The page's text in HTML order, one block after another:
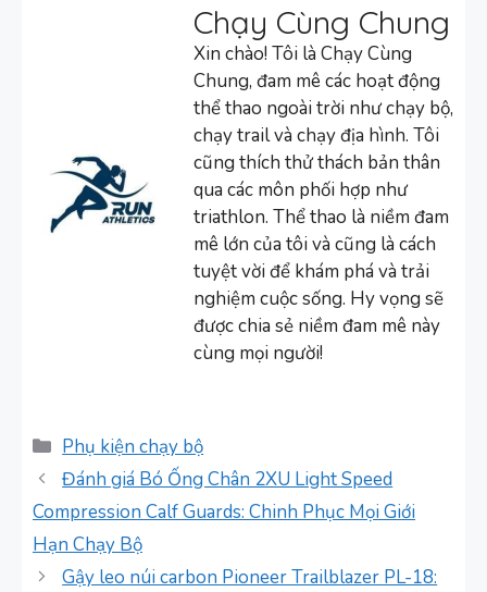
Chạy Cùng Chung
Xin chào! Tôi là Chạy Cùng
Chung, đam mê các hoạt động
thể thao ngoài trời như chạy bộ,
chạy trail và chạy địa hình. Tôi
cũng thích thử thách bản thân
qua các môn phối hợp như
triathlon. Thể thao là niềm đam
mê lớn của tôi và cũng là cách
tuyệt vời để khám phá và trải
nghiệm cuộc sống. Hy vọng sẽ
được chia sẻ niềm đam mê này
cùng mọi người!
Danh
mục
Phụ kiện chạy bộ
Đánh giá Bó Ống Chân 2XU Light Speed
Compression Calf Guards: Chinh Phục Mọi Giới
Hạn Chạy Bộ
Gậy leo núi carbon Pioneer Trailblazer PL-18: